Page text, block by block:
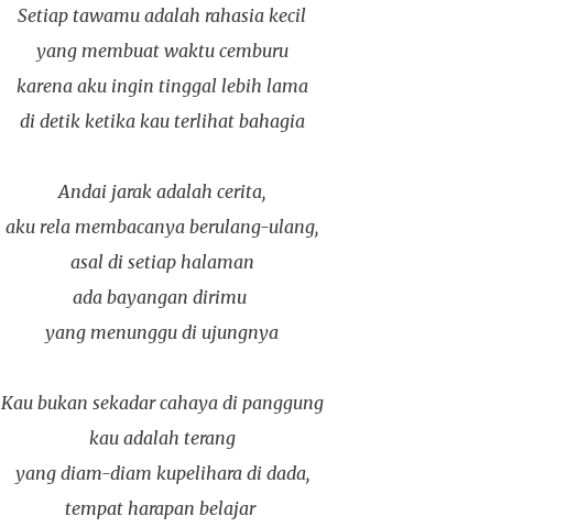
Setiap tawamu adalah rahasia kecil
yang membuat waktu cemburu
karena aku ingin tinggal lebih lama
di detik ketika kau terlihat bahagia
Andai jarak adalah cerita,
aku rela membacanya berulang-ulang,
asal di setiap halaman
ada bayangan dirimu
yang menunggu di ujungnya
Kau bukan sekadar cahaya di panggung
kau adalah terang
yang diam-diam kupelihara di dada,
tempat harapan belajar